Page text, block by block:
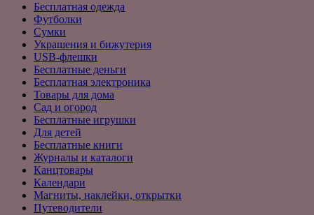
Бесплатная одежда
Футболки
Сумки
Украшения и бижутерия
USB-флешки
Бесплатные деньги
Бесплатная электроника
Товары для дома
Сад и огород
Бесплатные игрушки
Для детей
Бесплатные книги
Журналы и каталоги
Канцтовары
Календари
Магниты, наклейки, открытки
Путеводители